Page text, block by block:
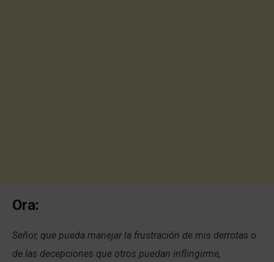
Ora:
Señor, que pueda manejar la frustración de mis derrotas o
de las decepciones que otros puedan inflingirme,